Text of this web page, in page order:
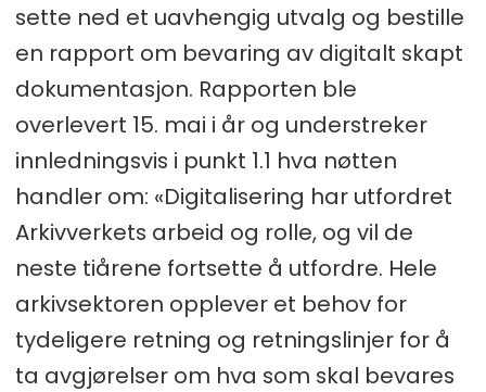
sette ned et uavhengig utvalg og bestille
en rapport om bevaring av digitalt skapt
dokumentasjon. Rapporten ble
overlevert 15. mai i år og understreker
innledningsvis i punkt 1.1 hva nøtten
handler om: «Digitalisering har utfordret
Arkivverkets arbeid og rolle, og vil de
neste tiårene fortsette å utfordre. Hele
arkivsektoren opplever et behov for
tydeligere retning og retningslinjer for å
ta avgjørelser om hva som skal bevares